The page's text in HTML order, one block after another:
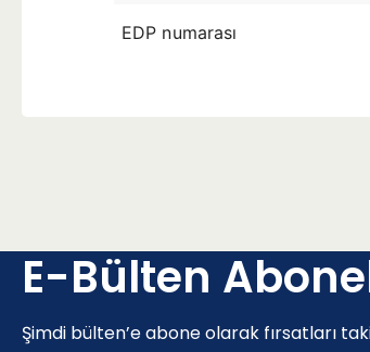
EDP numarası
E-Bülten
Şimdi bülten’e abone olarak fırsatları